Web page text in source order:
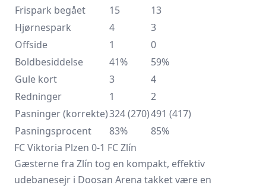
Frispark begået
15
13
Hjørnespark
4
3
Offside
1
0
Boldbesiddelse
41%
59%
Gule kort
3
4
Redninger
1
2
Pasninger (korrekte)324 (270)491 (417)
Pasningsprocent
83%
85%
FC Viktoria Plzen 0-1 FC Zlín
Gæsterne fra Zlín tog en kompakt, effektiv
udebanesejr i Doosan Arena takket være en